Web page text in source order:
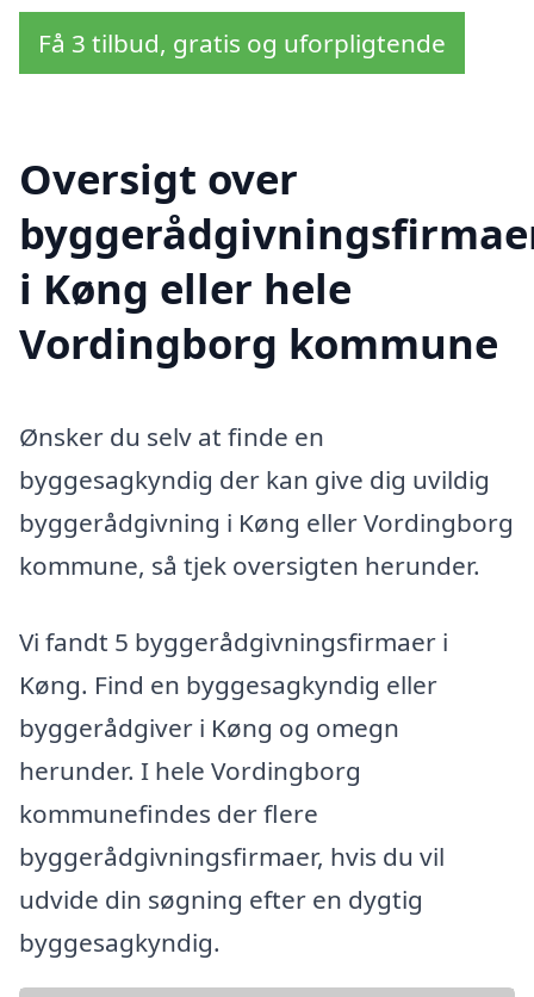
Få 3 tilbud, gratis og uforpligtende
Oversigt over
i Køng eller hele
Vordingborg kommune
Ønsker du selv at finde en
byggesagkyndig der kan give dig uvildig
byggerådgivning i Køng eller Vordingborg
kommune, så tjek oversigten herunder.
Vi fandt 5 byggerådgivningsfirmaer i
Køng. Find en byggesagkyndig eller
byggerådgiver i Køng og omegn
herunder. I hele Vordingborg
kommunefindes der flere
byggerådgivningsfirmaer, hvis du vil
udvide din søgning efter en dygtig
byggesagkyndig.